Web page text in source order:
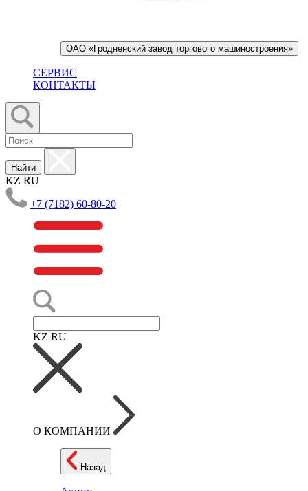
ОАО «Гродненский завод торгового машиностроения»
СЕРВИС
КОНТАКТЫ
Найти
KZ RU
+7 (7182) 60-80-20
KZ RU
О КОМПАНИИ
Назад